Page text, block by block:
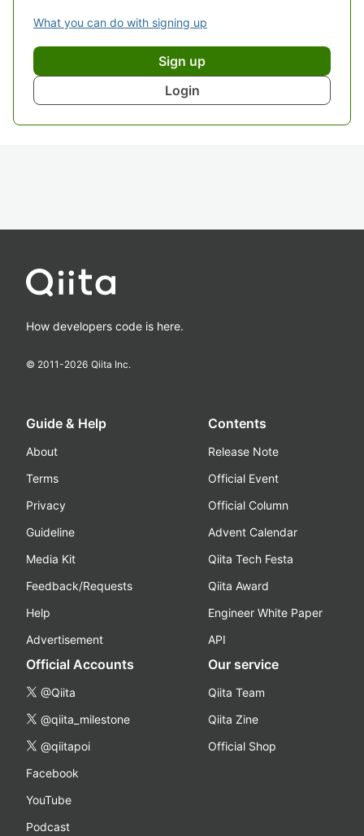
What you can do with signing up
Sign up
Login
How developers code is here.
© 2011-2026 Qiita Inc.
Guide & Help
About
Terms
Privacy
Guideline
Media Kit
Feedback/Requests
Help
Advertisement
Contents
Release Note
Official Event
Official Column
Advent Calendar
Qiita Tech Festa
Qiita Award
Engineer White Paper
API
Official Accounts
@Qiita
@qiita_milestone
@qiitapoi
Facebook
YouTube
Podcast
Our service
Qiita Team
Qiita Zine
Official Shop